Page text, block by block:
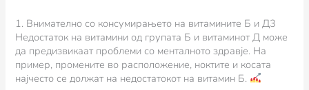
1. Внимателно со консумирањето на витамините Б и Д3
Недостаток на витамини од групата Б и витаминот Д може
да предизвикаат проблеми со менталното здравје. На
пример, промените во расположение, ноктите и косата
најчесто се должат на недостатокот на витамин Б.